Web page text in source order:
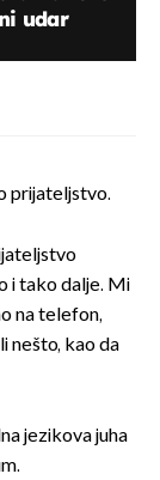
udar
prijateljstvo.
i tako dalje. Mi
na telefon,
nešto, kao da
jezikova juha